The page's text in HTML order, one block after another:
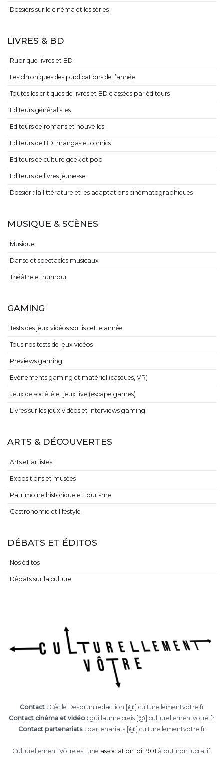
Dossiers sur le cinéma et les séries
LIVRES & BD
Rubrique livres et BD
Les chroniques des publications de l’année
Toutes les critiques de livres et BD classées par éditeurs
Editeurs généralistes
Editeurs de romans et nouvelles
Editeurs de BD, mangas et comics
Editeurs de culture geek et pop
Editeurs de livres jeunesse
Dossier : la littérature et les adaptations cinématographiques
MUSIQUE & SCÈNES
Musique
Danse et spectacles musicaux
Théâtre et humour
GAMING
Tests des jeux vidéos sortis cette année
Tous nos tests de jeux vidéos
Previews gaming
Evénements gaming et matériel (casques, VR)
Jeux de société et jeux live (escape games)
Livres sur les jeux vidéos et interviews gaming
ARTS & DÉCOUVERTES
Arts et artistes
Expositions et musées
Patrimoine historique et tourisme
Gastronomie et lifestyle
DÉBATS ET ÉDITOS
Nos éditos
Débats sur la culture
Contact :Cécile Desbrun redaction [@] culturellementvotre.fr
Contact cinéma et vidéo : guillaume.creis [@] culturellementvotre.fr
Contact partenariats : partenariats [@] culturellementvotre.fr
Culturellement Vôtre est une association loi 1901 à but non lucratif.